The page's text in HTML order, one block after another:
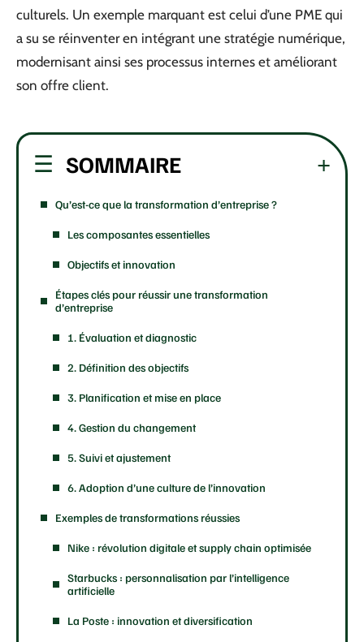
culturels. Un exemple marquant est celui d’une PME qui
a su se réinventer en intégrant une stratégie numérique,
modernisant ainsi ses processus internes et améliorant
son offre client.
SOMMAIRE
Qu’est-ce que la transformation d’entreprise ?
Les composantes essentielles
Objectifs et innovation
Étapes clés pour réussir une transformation
d’entreprise
1. Évaluation et diagnostic
2. Définition des objectifs
3. Planification et mise en place
4. Gestion du changement
5. Suivi et ajustement
6. Adoption d’une culture de l’innovation
Exemples de transformations réussies
Nike : révolution digitale et supply chain optimisée
Starbucks : personnalisation par l’intelligence
artificielle
La Poste : innovation et diversification